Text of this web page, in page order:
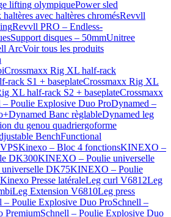
lifting olympiquePower sled
haltères avec haltères chromésRevvll
Revvll PRO – Endless-
Support disques – 50mmUnitree
ArcVoir tous les produits
Crossmaxx Rig XL half-rack
rack S1 + baseplateCrossmaxx Rig XL
XL half-rack S2 + baseplateCrossmaxx
– Poulie Explosive Duo ProDynamed –
Dynamed Banc règlableDynamed leg
du genou quadriergoforme
BenchFunctional
Kinexo – Bloc 4 fonctionsKINEXO –
DK300KINEXO – Poulie universelle
DK75KINEXO – Poulie
Kinexo Presse latéraleLeg curl V6812Leg
Leg Extension V6810Leg press
– Poulie Explosive Duo ProSchnell –
PremiumSchnell – Poulie Explosive Duo